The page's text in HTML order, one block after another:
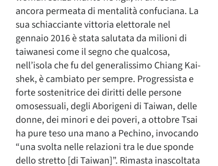
ancora permeata di mentalità confuciana. La
sua schiacciante vittoria elettorale nel
gennaio 2016 è stata salutata da milioni di
taiwanesi come il segno che qualcosa,
nell’isola che fu del generalissimo Chiang Kai-
shek, è cambiato per sempre. Progressista e
forte sostenitrice dei diritti delle persone
omosessuali, degli Aborigeni di Taiwan, delle
donne, dei minori e dei poveri, a ottobre Tsai
ha pure teso una mano a Pechino, invocando
“una svolta nelle relazioni tra le due sponde
dello stretto [di Taiwan]”. Rimasta inascoltata